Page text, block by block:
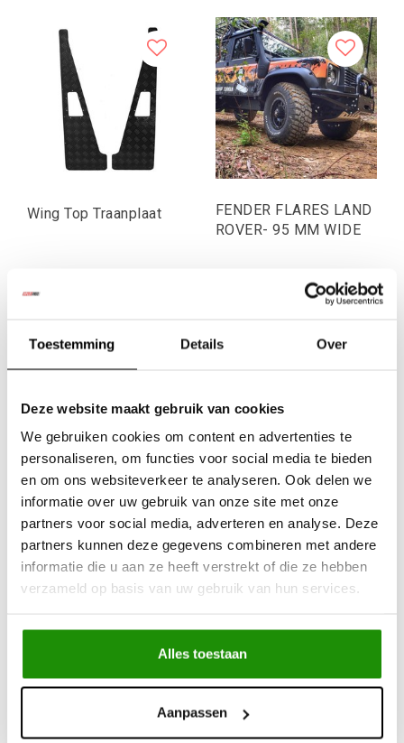
Toestemming Details Over
Deze website maakt gebruik van cookies
We gebruiken cookies om content en advertenties te
personaliseren, om functies voor social media te bieden
en om ons websiteverkeer te analyseren. Ook delen we
informatie over uw gebruik van onze site met onze
partners voor social media, adverteren en analyse. Deze
partners kunnen deze gegevens combineren met andere
informatie die u aan ze heeft verstrekt of die ze hebben
verzameld op basis van uw gebruik van hun services.
Alles toestaan
Aanpassen
Wing Top Traanplaat
€105,79
Incl. btw
FENDER FLARES LAND
ROVER- 95 MM WIDE
Incl. btw
Motorkap Traanplaat
€128,10
Wing Top Traanplaat
€123,14
€149,00